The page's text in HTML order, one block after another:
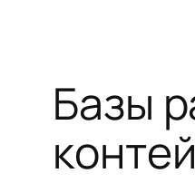
Базы